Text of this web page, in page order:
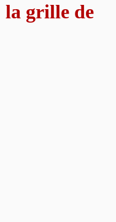
la grille de